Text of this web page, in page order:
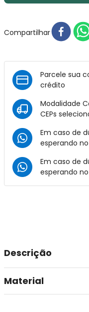
Compartilhar
Parcele sua
crédito
Modalidade
CEPs
Em caso de
esperando no
Em caso de
esperando no
Descrição
Material